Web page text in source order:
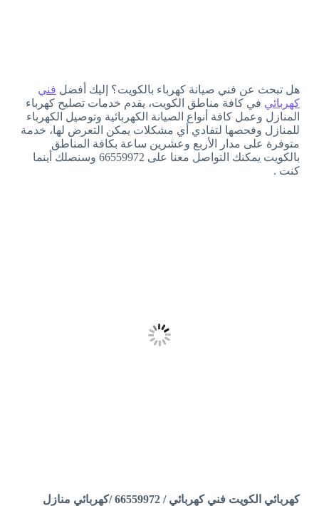
هل تبحث عن فني صيانة كهرباء بالكويت؟ إليك أفضل فني
كهربائي في كافة مناطق الكويت، يقدم خدمات تصليح كهرباء
المنازل وعمل كافة أنواع الصيانة الكهربائية وتوصيل الكهرباء
للمنازل وفحصها لتفادي أي مشكلات يمكن التعرض لها، خدمة
متوفرة على مدار الأربع وعشرين ساعة بكافة المناطق
بالكويت يمكنك التواصل معنا على 66559972 وسنصلك أينما
كنت .
كهربائي الكويت فني كهربائي / 66559972 /كهربائي منازل